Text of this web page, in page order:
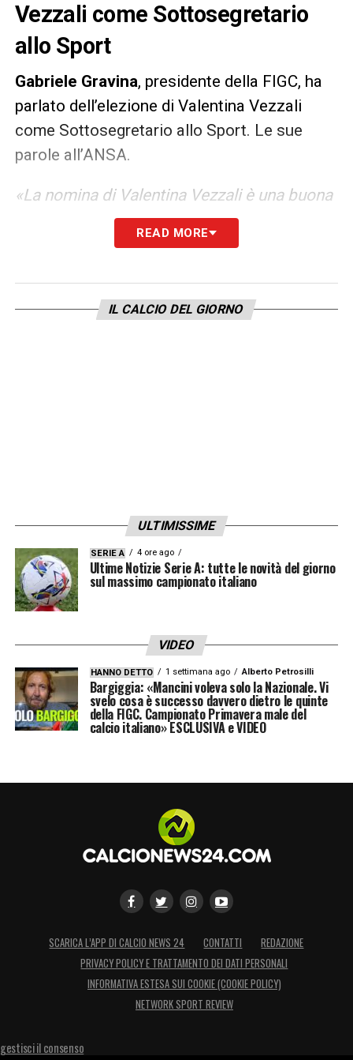
Vezzali come Sottosegretario
allo Sport
Gabriele Gravina, presidente della FIGC, ha
parlato dell’elezione di Valentina Vezzali
come Sottosegretario allo Sport. Le sue
parole all’ANSA.
«La nomina di Valentina Vezzali è una buona
notizia per tutti. La sua esperienza e le sue
capacità saranno molto utili in un momento
con la stessa passione e la stessa
READ MORE
IL CALCIO DEL GIORNO
ULTIMISSIME
SERIE A 4 ore ago
Ultime Notizie Serie A: tutte le novità del giorno
sul massimo campionato italiano
VIDEO
HANNO DETTO 1 settimana ago Alberto Petrosilli
Bargiggia: «Mancini voleva solo la Nazionale. Vi
svelo cosa è successo davvero dietro le quinte
della FIGC. Campionato Primavera male del
calcio italiano» ESCLUSIVA e VIDEO
SCARICA L’APP DI CALCIO NEWS 24 CONTATTI
REDAZIONE
PRIVACY POLICY E TRATTAMENTO DEI DATI PERSONALI
INFORMATIVA ESTESA SUI COOKIE (COOKIE POLICY)
NETWORK SPORT REVIEW
gestisci il consenso